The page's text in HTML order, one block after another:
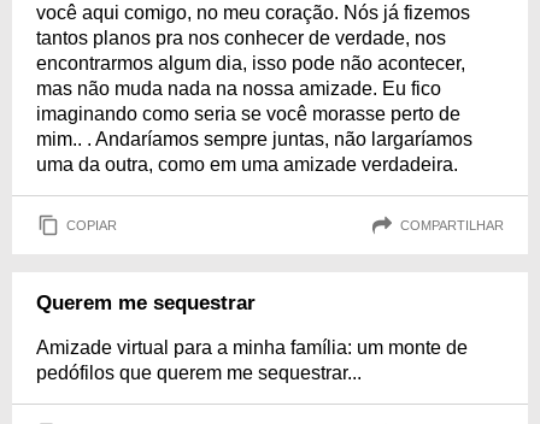
você aqui comigo, no meu coração. Nós já fizemos
tantos planos pra nos conhecer de verdade, nos
encontrarmos algum dia, isso pode não acontecer,
mas não muda nada na nossa amizade. Eu fico
imaginando como seria se você morasse perto de
mim.. . Andaríamos sempre juntas, não largaríamos
uma da outra, como em uma amizade verdadeira.
COPIAR COMPARTILHAR
Querem me sequestrar
Amizade virtual para a minha família: um monte de
pedófilos que querem me sequestrar...